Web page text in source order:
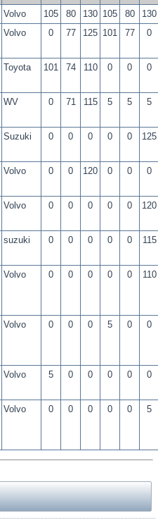
Volvo 105 80 130 105 80
130
Volvo 0 77 125 101 77 0
Toyota 101 74 110 0 0 0
WV 0 71 115 5 5 5
Suzuki 0 0 0 0 0 125
Volvo 0 0 120 0 0 0
Volvo 0 0 0 0 0 120
suzuki 0 0 0 0 0 115
Volvo 0 0 0 0 0 110
Volvo 0 0 0 5 0 0
Volvo 5 0 0 0 0 0
Volvo 0 0 0 0 0 5